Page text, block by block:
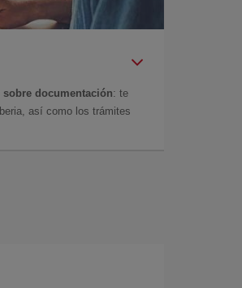
documentación: te
así como los trámites